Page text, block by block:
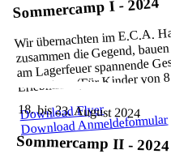
Sommercamp I - 2024
Wir übernachten im E.C.A.
zusammen die Gegend,
am Lagerfeuer spannende
Erlebnisse. (Für Kinder von
Download Flyer
Download Anmeldeformular
18. bis 23. August 2024
Sommercamp II - 2024